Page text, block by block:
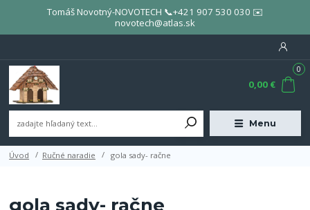
Tomáš Novotný-NOVOTECH 📞+421 907 530 030 ✉️
novotech@atlas.sk
Menu
0
0,00 €
Úvod Ručné naradie gola sady- račne
gola sady- račne